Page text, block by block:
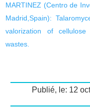
MARTINEZ (Centro de
Madrid,Spain):
valorization of cellulose
wastes.
Publié, le: 12